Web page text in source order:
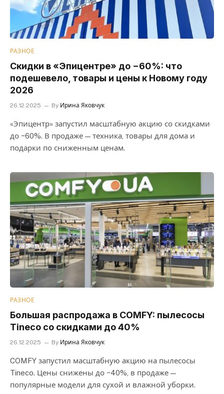
РАЗНОЕ
Скидки в «Эпицентре» до −60%: что
подешевело, товары и цены к Новому году
2026
26.12.2025 By Ирина Яковчук
«Эпицентр» запустил масштабную акцию со скидками
до −60%. В продаже — техника, товары для дома и
подарки по сниженным ценам.
РАЗНОЕ
Большая распродажа в COMFY: пылесосы
Tineco со скидками до 40%
26.12.2025 By Ирина Яковчук
COMFY запустил масштабную акцию на пылесосы
Tineco. Цены снижены до −40%, в продаже —
популярные модели для сухой и влажной уборки.